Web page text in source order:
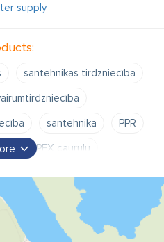
supply
santehnikas tirdzniecība
santehnika
PPR
PEX-AL-PEX cauruļu